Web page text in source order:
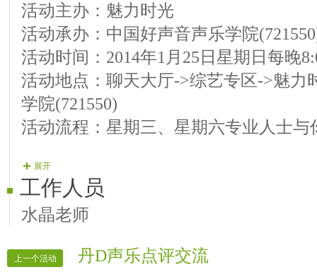
活动主办：魅力时光
活动承办：中国好声音声乐学院
活动时间：2014年1月25日星期日每晚
活动地点：聊天大厅->综艺专区->魅力
学院(721550)
活动流程：星期三、星期六专业人士与
展开
工作人员
水晶老师
上一个活动 丹D声乐点评交流